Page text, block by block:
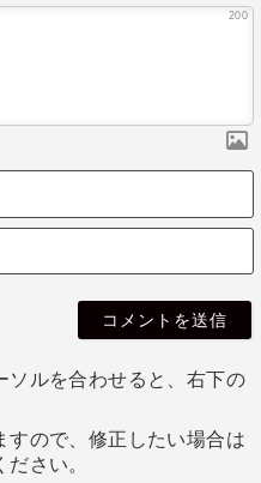
200
ソルを合わせると、右下の
すので、修正したい場合は
さい。